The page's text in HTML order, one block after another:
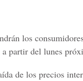
los
partir del lunes
de los precios